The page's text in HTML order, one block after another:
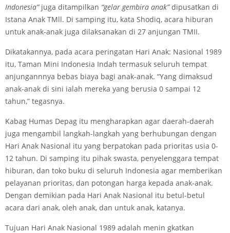
Indonesia”juga ditampilkan “gelar gembira anak”dipusatkan di
Istana Anak TMll. Di samping itu, kata Shodiq, acara hiburan
untuk anak-anak juga dilaksanakan di 27 anjungan TMII.
Dikatakannya, pada acara peringatan Hari Anak: Nasional 1989
itu, Taman Mini Indonesia Indah termasuk seluruh tempat
anjungannnya bebas biaya bagi anak-anak. “Yang dimaksud
anak-anak di sini ialah mereka yang berusia 0 sampai 12
tahun,” tegasnya.
Kabag Humas Depag itu mengharapkan agar daerah-daerah
juga mengambil langkah-langkah yang berhubungan dengan
Hari Anak Nasional itu yang berpatokan pada prioritas usia 0-
12 tahun. Di samping itu pihak swasta, penyelenggara tempat
hiburan, dan toko buku di seluruh Indonesia agar memberikan
pelayanan prioritas, dan potongan harga kepada anak-anak.
Dengan demikian pada Hari Anak Nasional itu betul-betul
acara dari anak, oleh anak, dan untuk anak, katanya.
Tujuan Hari Anak Nasional 1989 adalah menin gkatkan